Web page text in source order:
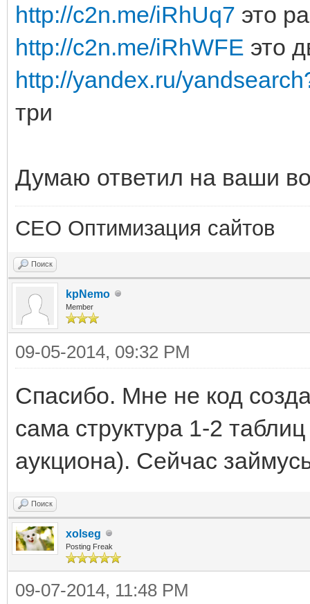
http://c2n.me/iRhUq7 это
http://c2n.me/iRhWFE это
http://yandex.ru/
три
Думаю ответил на ваши
СЕО Оптимизация сайтов
Поиск
kpNemo
Member
09-05-2014, 09:32 PM
Спасибо. Мне не код
сама структура 1-2
аукциона). Сейчас
Поиск
xolseg
Posting Freak
09-07-2014, 11:48 PM